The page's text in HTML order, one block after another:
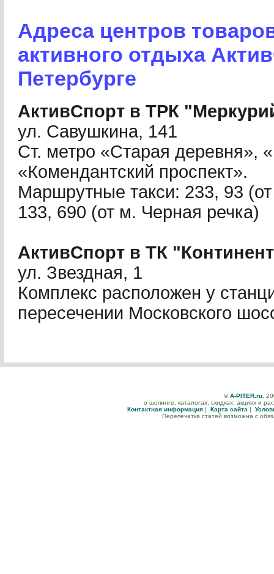
Адреса центров
активного отдыха
Петербурге
АктивСпорт в ТРК
ул. Савушкина, 141
Ст. метро «Старая деревня»,
«Комендантский проспект».
Маршрутные такси: 233, 93
133, 690 (от м. Черная речка)
АктивСпорт в ТК
ул. Звездная, 1
Комплекс расположен у
пересечении Московского
©A-PITER.ru,
о шопинге, каталогах, скидках, акциях и
Контактная информация | Карта сайта |
Перепечатка статей возможна с